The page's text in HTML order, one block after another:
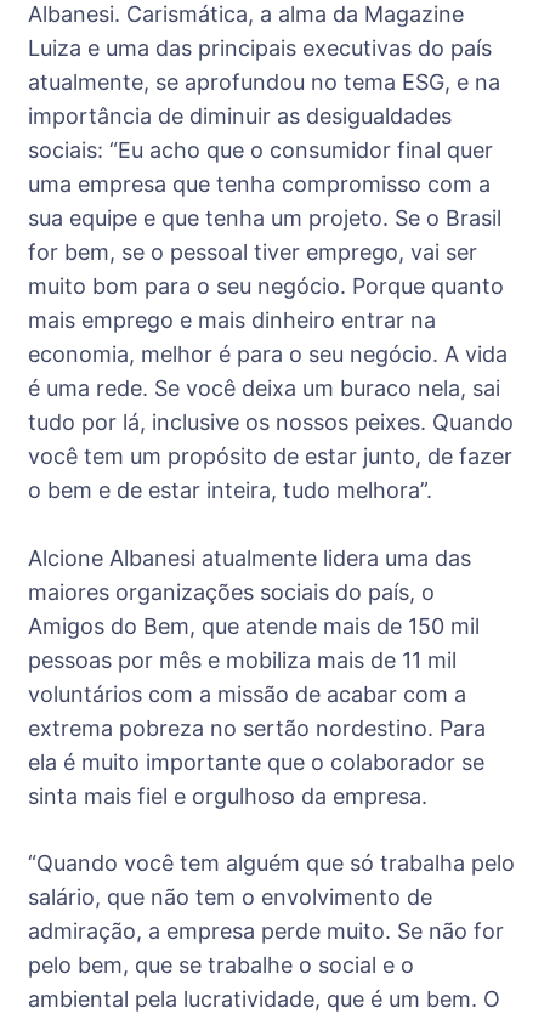
Albanesi. Carismática, a alma da Magazine
Luiza e uma das principais executivas do país
atualmente, se aprofundou no tema ESG, e na
importância de diminuir as desigualdades
sociais: “Eu acho que o consumidor final quer
uma empresa que tenha compromisso com a
sua equipe e que tenha um projeto. Se o Brasil
for bem, se o pessoal tiver emprego, vai ser
muito bom para o seu negócio. Porque quanto
mais emprego e mais dinheiro entrar na
economia, melhor é para o seu negócio. A vida
é uma rede. Se você deixa um buraco nela, sai
tudo por lá, inclusive os nossos peixes. Quando
você tem um propósito de estar junto, de fazer
o bem e de estar inteira, tudo melhora”.
Alcione Albanesi atualmente lidera uma das
maiores organizações sociais do país, o
Amigos do Bem, que atende mais de 150 mil
pessoas por mês e mobiliza mais de 11 mil
voluntários com a missão de acabar com a
extrema pobreza no sertão nordestino. Para
ela é muito importante que o colaborador se
sinta mais fiel e orgulhoso da empresa.
“Quando você tem alguém que só trabalha pelo
salário, que não tem o envolvimento de
admiração, a empresa perde muito. Se não for
pelo bem, que se trabalhe o social e o
ambiental pela lucratividade, que é um bem. O